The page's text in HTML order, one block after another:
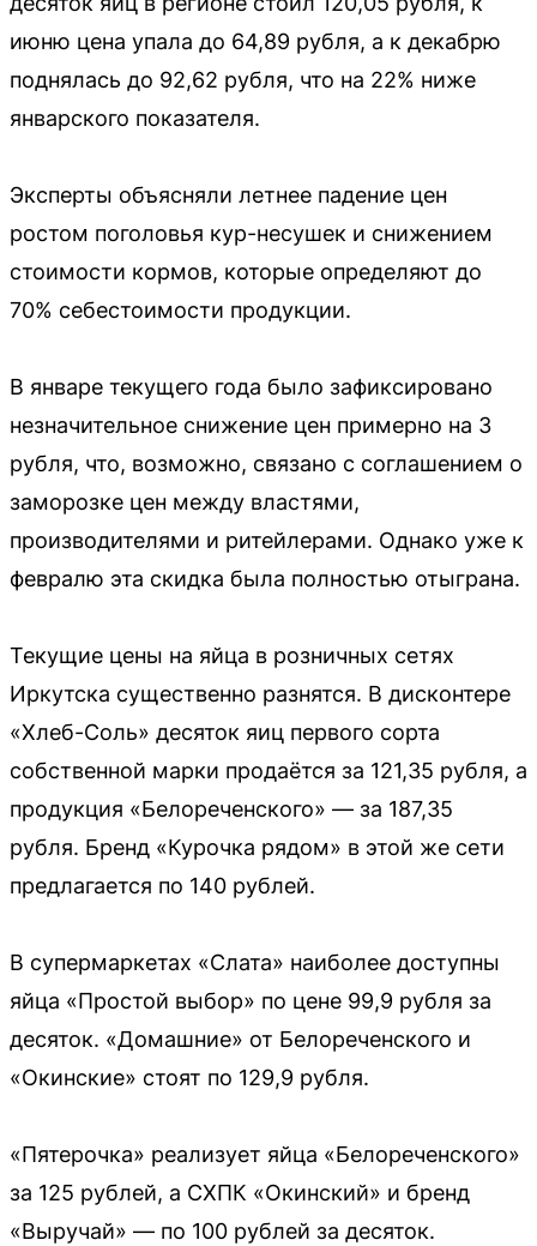
июню цена упала до 64,89 рубля, а к декабрю
поднялась до 92,62 рубля, что на 22% ниже
январского показателя.
Эксперты объясняли летнее падение цен
ростом поголовья кур-несушек и снижением
стоимости кормов, которые определяют до
70% себестоимости продукции.
В январе текущего года было зафиксировано
незначительное снижение цен примерно на 3
рубля, что, возможно, связано с соглашением о
заморозке цен между властями,
производителями и ритейлерами. Однако уже к
февралю эта скидка была полностью отыграна.
Текущие цены на яйца в розничных сетях
Иркутска существенно разнятся. В дисконтере
«Хлеб-Соль» десяток яиц первого сорта
собственной марки продаётся за 121,35 рубля, а
продукция «Белореченского» — за 187,35
рубля. Бренд «Курочка рядом» в этой же сети
предлагается по 140 рублей.
В супермаркетах «Слата» наиболее доступны
яйца «Простой выбор» по цене 99,9 рубля за
десяток. «Домашние» от Белореченского и
«Окинские» стоят по 129,9 рубля.
«Пятерочка» реализует яйца «Белореченского»
за 125 рублей, а СХПК «Окинский» и бренд
«Выручай» — по 100 рублей за десяток.